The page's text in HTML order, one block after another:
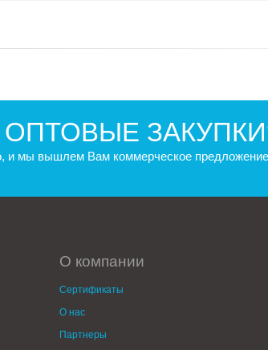
и мы вышлем Вам коммерческое
О компании
Сертификаты
О нас
Партнеры